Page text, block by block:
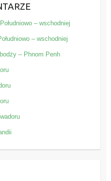
– wschodniej
– wschodniej
– Phnom Penh